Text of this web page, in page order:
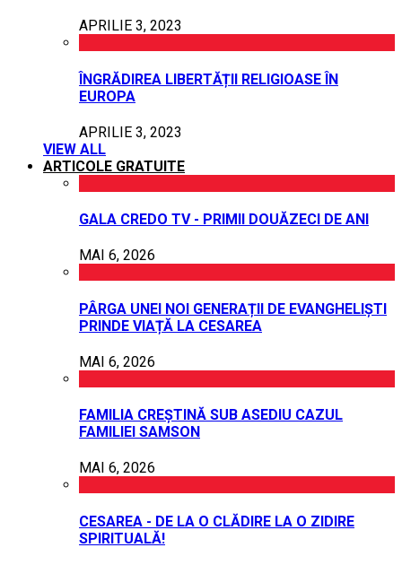
APRILIE 3, 2023
ÎNGRĂDIREA LIBERTĂȚII RELIGIOASE ÎN
EUROPA
APRILIE 3, 2023
VIEW ALL
ARTICOLE GRATUITE
GALA CREDO TV - PRIMII DOUĂZECI DE ANI
MAI 6, 2026
PÂRGA UNEI NOI GENERAȚII DE EVANGHELIȘTI
PRINDE VIAȚĂ LA CESAREA
MAI 6, 2026
FAMILIA CREȘTINĂ SUB ASEDIU CAZUL
FAMILIEI SAMSON
MAI 6, 2026
CESAREA - DE LA O CLĂDIRE LA O ZIDIRE
SPIRITUALĂ!